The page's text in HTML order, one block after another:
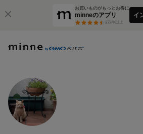
お買いものがもっとお得に
minneのアプリ
3万件以上
イ